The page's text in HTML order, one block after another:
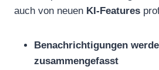
auch von neuen KI-Features
Benachrichtigungen
zusammengefasst